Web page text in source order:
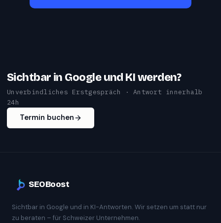
Sichtbar in Google und KI werden?
Unverbindliches Erstgespräch · Antwort innerhalb
24h
Termin buchen
SEOBoost
Sichtbar in Google und in KI-Antworten. Wir setzen um statt nur
zu beraten – für Schweizer Unternehmen.